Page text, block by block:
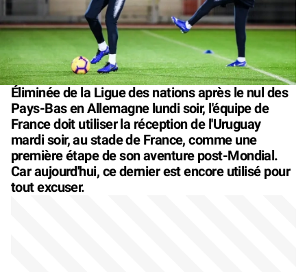
Éliminée de la Ligue des nations après le nul des
Pays-Bas en Allemagne lundi soir, l'équipe de
France doit utiliser la réception de l'Uruguay
mardi soir, au stade de France, comme une
première étape de son aventure post-Mondial.
Car aujourd'hui, ce dernier est encore utilisé pour
tout excuser.